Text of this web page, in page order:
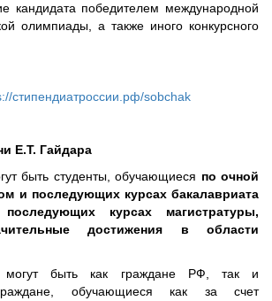
победителем международной
олимпиады, а также иного конкурсного
стипендиатроссии.рф/sobchak
Е.Т. Гайдара
быть студенты, обучающиеся по очной
и последующих курсах бакалавриата
курсах магистратуры,
достижения в области
могут быть как граждане РФ, так и
обучающиеся как за счет